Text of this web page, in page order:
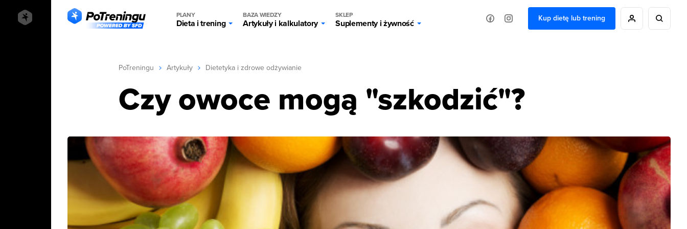
PLANY
Dieta i trening
BAZA WIEDZY
Artykuły i kalkulatory
SKLEP
Suplementy i żywność
Kup dietę lub trening
PoTreningu Artykuły Dietetyka i zdrowe odżywianie
Czy owoce mogą "szkodzić"?